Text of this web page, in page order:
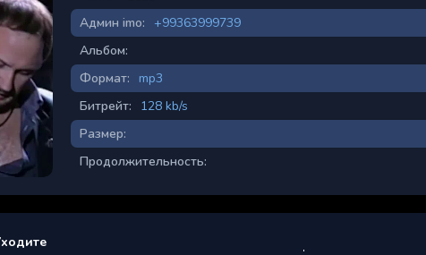
Админ imo:
+99363999739
Альбом:
Формат:
mp3
Битрейт:
128 kb/s
Размер:
Продолжительность: